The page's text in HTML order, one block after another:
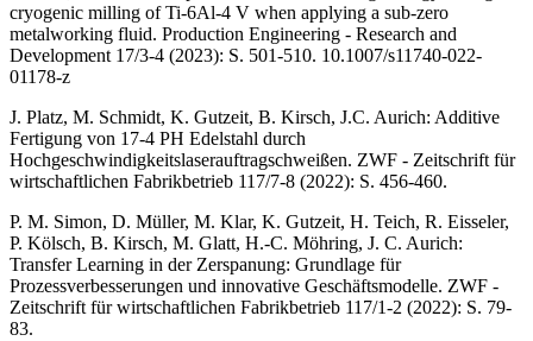
cryogenic milling of Ti-6Al-4 V when applying a sub-zero
metalworking fluid. Production Engineering - Research and
Development 17/3-4 (2023): S. 501-510. 10.1007/s11740-022-
01178-z
J. Platz, M. Schmidt, K. Gutzeit, B. Kirsch, J.C. Aurich: Additive
Fertigung von 17-4 PH Edelstahl durch
Hochgeschwindigkeitslaserauftragschweißen. ZWF - Zeitschrift für
wirtschaftlichen Fabrikbetrieb 117/7-8 (2022): S. 456-460.
P. M. Simon, D. Müller, M. Klar, K. Gutzeit, H. Teich, R. Eisseler,
P. Kölsch, B. Kirsch, M. Glatt, H.-C. Möhring, J. C. Aurich:
Transfer Learning in der Zerspanung: Grundlage für
Prozessverbesserungen und innovative Geschäftsmodelle. ZWF -
Zeitschrift für wirtschaftlichen Fabrikbetrieb 117/1-2 (2022): S. 79-
83.